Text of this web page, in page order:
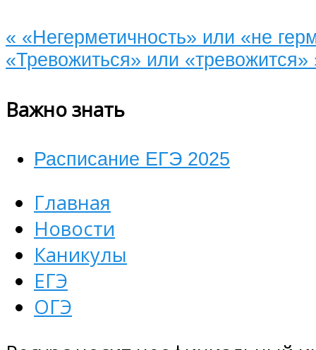
« «Негерметичность» или «не
«Тревожиться» или «тревожится»
Важно знать
Расписание ЕГЭ 2025
Главная
Новости
Каникулы
ЕГЭ
ОГЭ